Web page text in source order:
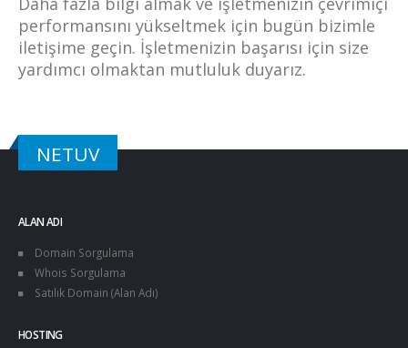
performansını yükseltmek için bugün bizimle
iletişime geçin. İşletmenizin başarısı için size
yardımcı olmaktan mutluluk duyarız.
NETUV
ALAN ADI
Domain Sorgulama
Whois Sorgulama
Satılık Domain (Alan Adı)
HOSTING